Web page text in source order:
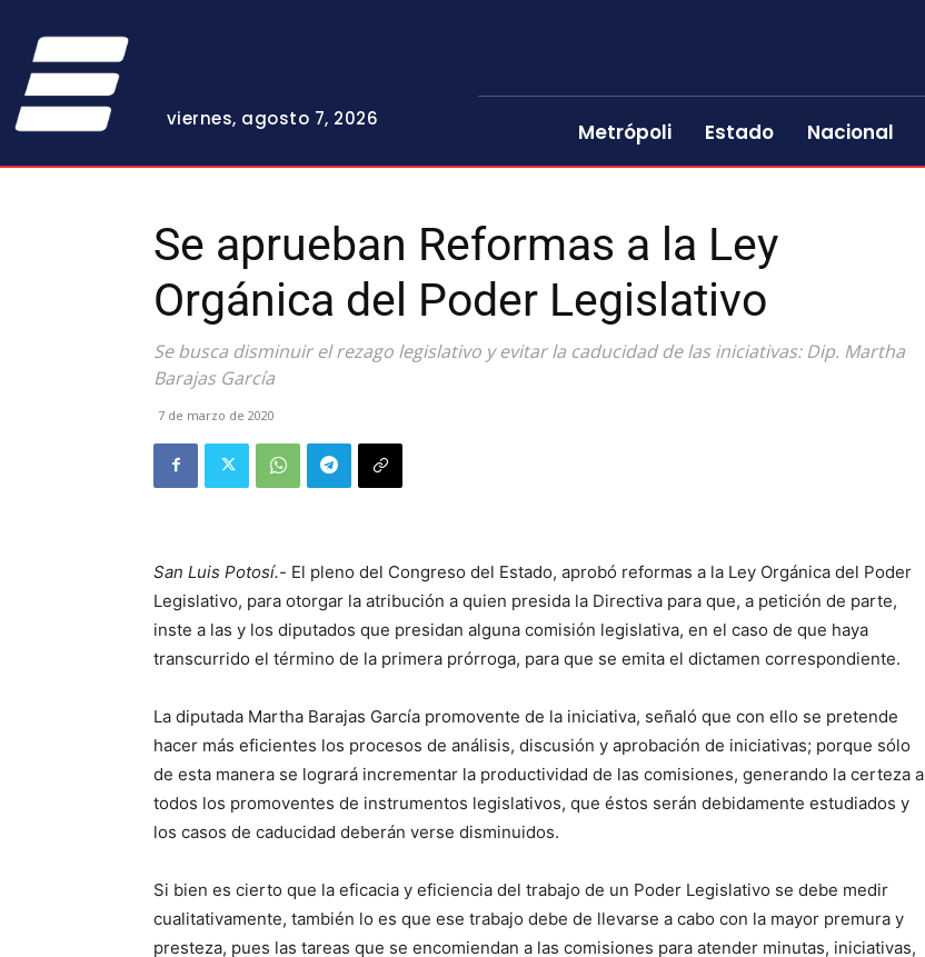
viernes, agosto 7, 2026
Metrópoli Estado Nacional
Se aprueban Reformas a la Ley
Orgánica del Poder Legislativo
Se busca disminuir el rezago legislativo y evitar la caducidad de las iniciativas: Dip. Martha
Barajas García
7 de marzo de 2020
San Luis Potosí.- El pleno del Congreso del Estado, aprobó reformas a la Ley Orgánica del Poder
Legislativo, para otorgar la atribución a quien presida la Directiva para que, a petición de parte,
inste a las y los diputados que presidan alguna comisión legislativa, en el caso de que haya
transcurrido el término de la primera prórroga, para que se emita el dictamen correspondiente.
La diputada Martha Barajas García promovente de la iniciativa, señaló que con ello se pretende
hacer más eficientes los procesos de análisis, discusión y aprobación de iniciativas; porque sólo
de esta manera se logrará incrementar la productividad de las comisiones, generando la certeza a
todos los promoventes de instrumentos legislativos, que éstos serán debidamente estudiados y
los casos de caducidad deberán verse disminuidos.
Si bien es cierto que la eficacia y eficiencia del trabajo de un Poder Legislativo se debe medir
cualitativamente, también lo es que ese trabajo debe de llevarse a cabo con la mayor premura y
presteza, pues las tareas que se encomiendan a las comisiones para atender minutas, iniciativas,